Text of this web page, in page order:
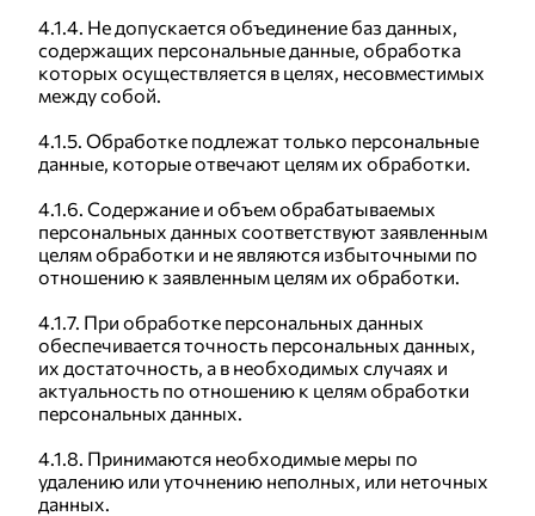
4.1.4. Не допускается объединение баз данных,
содержащих персональные данные, обработка
которых осуществляется в целях, несовместимых
между собой.
4.1.5. Обработке подлежат только персональные
данные, которые отвечают целям их обработки.
4.1.6. Содержание и объем обрабатываемых
персональных данных соответствуют заявленным
целям обработки и не являются избыточными по
отношению к заявленным целям их обработки.
4.1.7. При обработке персональных данных
обеспечивается точность персональных данных,
их достаточность, а в необходимых случаях и
актуальность по отношению к целям обработки
персональных данных.
4.1.8. Принимаются необходимые меры по
удалению или уточнению неполных, или неточных
данных.